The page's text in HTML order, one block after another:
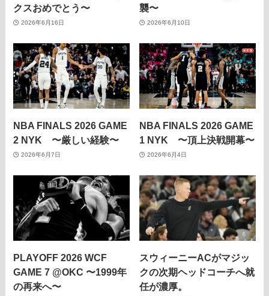
クスおめでとう〜
2026年6月16日
襲〜
2026年6月10日
NBA FINALS 2026 GAME
2 NYK 〜厳しい経験〜
2026年6月7日
NBA FINALS 2026 GAME
1 NYK 〜頂上決戦開幕〜
2026年6月4日
PLAYOFF 2026 WCF
GAME 7 @OKC 〜1999年
の再来へ〜
スウィーニーACがマジッ
クの次期ヘッドコーチへ就
任が濃厚。